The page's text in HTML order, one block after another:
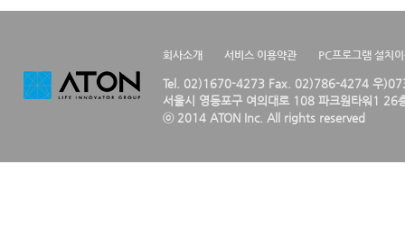
회사소개 서비스 이용약관 PC프로그램 설치
Tel. 02)1670-4273 Fax. 02)786-4274 우
서울시 영등포구 여의대로 108 파크원타워1 26
ⓒ 2014 ATON Inc. All rights reserved